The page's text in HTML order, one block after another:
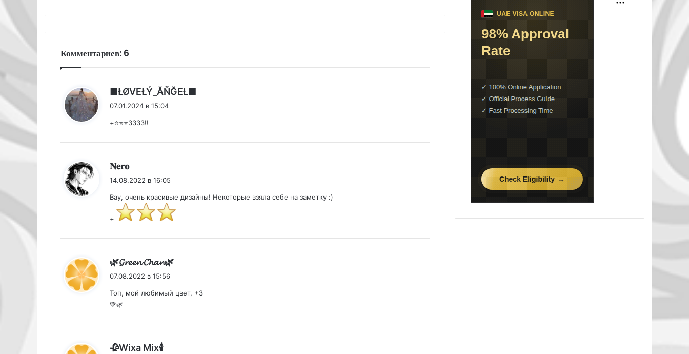
Комментариев: 6
■ŁØVEŁÝ_ĂŇĞEŁ■
07.01.2024 в 15:04
+⭐⭐⭐3333!!
𝐍𝐞𝐫𝐨
14.08.2022 в 16:05
Вау, очень красивые дизайны! Некоторые взяла себе на заметку :)
+
🌿𝓖𝓻𝓮𝓮𝓷 𝓒𝓱𝓪𝓷🌿
07.08.2022 в 15:56
Топ, мой любимый цвет, +3
💚🌿
🥀Wixa Mix🕯